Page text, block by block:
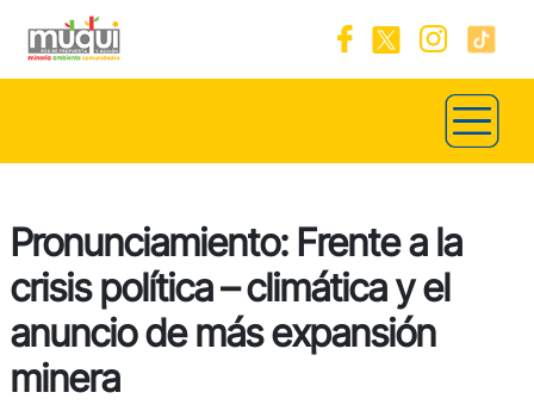
Pronunciamiento: Frente a la
crisis política – climática y el
anuncio de más expansión
minera